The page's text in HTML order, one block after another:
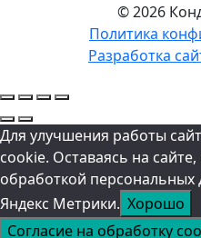
© 2026
Политика
Разработка
Для улучшения работы
cookie. Оставаясь на
обработкой
Яндекс Метрики. Хорошо
Согласие на обработку